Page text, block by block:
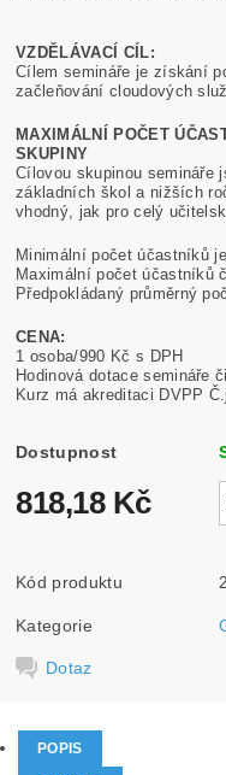
VZDĚLÁVACÍ CÍL:
Cílem semináře je získání
začleňování cloudových
MAXIMÁLNÍ POČET
SKUPINY
Cílovou skupinou semináře
základních škol a nižších
vhodný, jak pro celý
Minimální počet účastníků
Maximální počet účastníků
Předpokládaný průměrný
CENA:
1 osoba/990 Kč s DPH
Hodinová dotace semináře
Kurz má akreditaci DVPP
Dostupnost
818,18 Kč
Kód produktu
Kategorie
Dotaz
POPIS